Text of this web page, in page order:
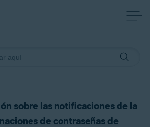
sobre las notificaciones de la
de contraseñas de